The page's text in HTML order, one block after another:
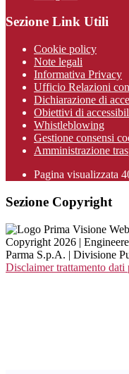
Sezione Link Utili
Cookie policy
Note legali
Informativa Privacy
Ufficio Relazioni
Dichiarazione di
Obiettivi di
Whistleblowing
Gestione consensi
Amministrazione
Pagina visualizzata
Sezione Copyright
Copyright 2026 |
Parma S.p.A. | Divisione
Disclaimer trattamento dati